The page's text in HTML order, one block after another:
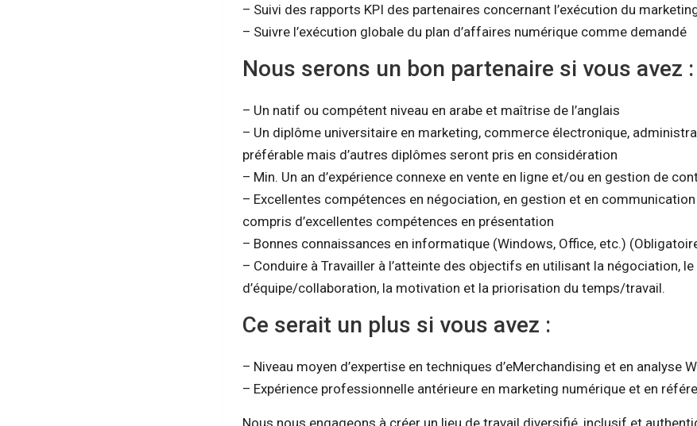
– Suivi des rapports KPI des partenaires concernant l’exécution du
– Suivre l’exécution globale du plan d’affaires numérique comme demandé
Nous serons un bon partenaire si vous avez :
– Un natif ou compétent niveau en arabe et maîtrise de l’anglais
– Un diplôme universitaire en marketing, commerce électronique,
préférable mais d’autres diplômes seront pris en considération
– Min. Un an d’expérience connexe en vente en ligne et/ou en gestion de
– Excellentes compétences en négociation, en gestion et en
compris d’excellentes compétences en présentation
– Bonnes connaissances en informatique (Windows, Office, etc.)
– Conduire à Travailler à l’atteinte des objectifs en utilisant la négociation,
d’équipe/collaboration, la motivation et la priorisation du temps/travail.
Ce serait un plus si vous avez :
– Niveau moyen d’expertise en techniques d’eMerchandising et en analyse
– Expérience professionnelle antérieure en marketing numérique et en